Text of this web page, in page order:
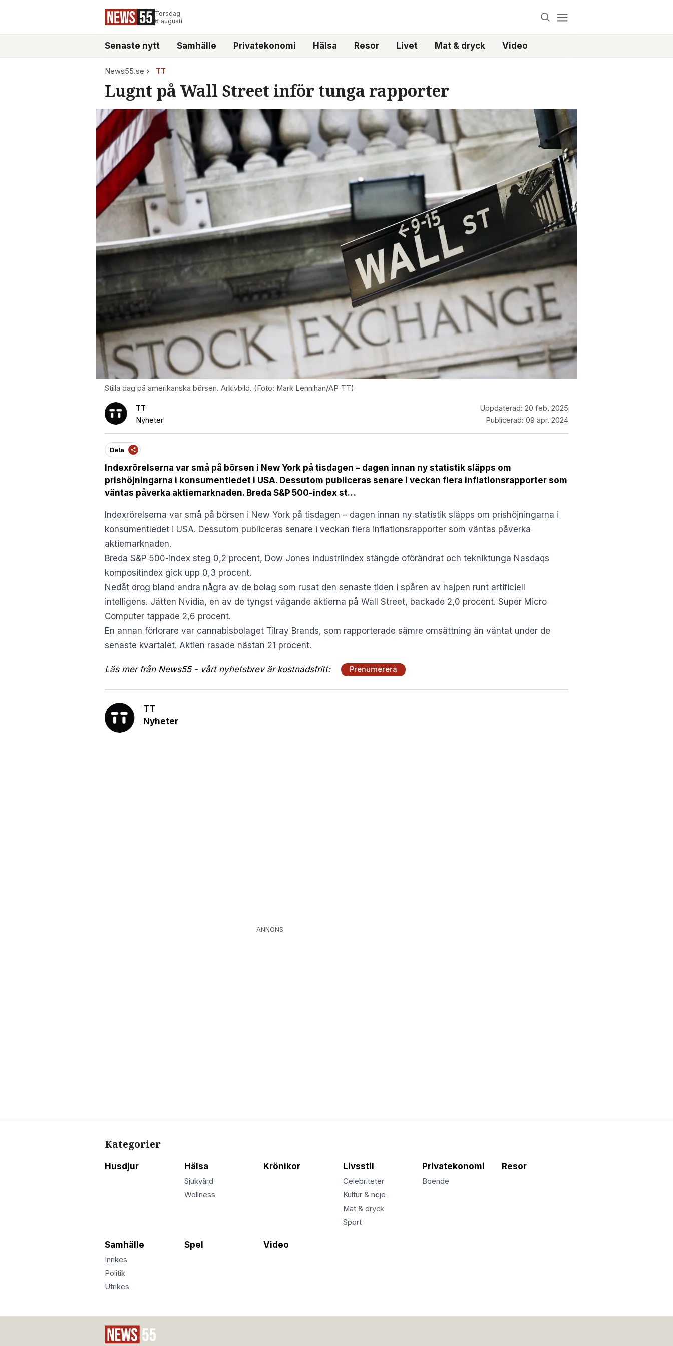
Torsdag
6 augusti
Senaste nytt Samhälle Privatekonomi Hälsa Resor Livet Mat & dryck Video
News55.se TT
Lugnt på Wall Street inför tunga rapporter
Stilla dag på amerikanska börsen. Arkivbild. (Foto: Mark Lennihan/AP-TT)
TT
Nyheter
Uppdaterad: 20 feb. 2025
Publicerad: 09 apr. 2024
Dela
Indexrörelserna var små på börsen i New York på tisdagen – dagen innan ny statistik släpps om
prishöjningarna i konsumentledet i USA. Dessutom publiceras senare i veckan flera inflationsrapporter som
väntas påverka aktiemarknaden. Breda S&P 500-index st…
Indexrörelserna var små på börsen i New York på tisdagen – dagen innan ny statistik släpps om prishöjningarna i
konsumentledet i USA. Dessutom publiceras senare i veckan flera inflationsrapporter som väntas påverka
aktiemarknaden.
Breda S&P 500-index steg 0,2 procent, Dow Jones industriindex stängde oförändrat och tekniktunga Nasdaqs
kompositindex gick upp 0,3 procent.
Nedåt drog bland andra några av de bolag som rusat den senaste tiden i spåren av hajpen runt artificiell
intelligens. Jätten Nvidia, en av de tyngst vägande aktierna på Wall Street, backade 2,0 procent. Super Micro
Computer tappade 2,6 procent.
En annan förlorare var cannabisbolaget Tilray Brands, som rapporterade sämre omsättning än väntat under de
senaste kvartalet. Aktien rasade nästan 21 procent.
Läs mer från News55 - vårt nyhetsbrev är kostnadsfritt: Prenumerera
TT
Nyheter
ANNONS
Kategorier
Husdjur Hälsa
Sjukvård
Wellness
Krönikor Livsstil
Celebriteter
Kultur & nöje
Mat & dryck
Sport
Privatekonomi
Boende
Resor
Samhälle
Inrikes
Politik
Utrikes
Spel Video